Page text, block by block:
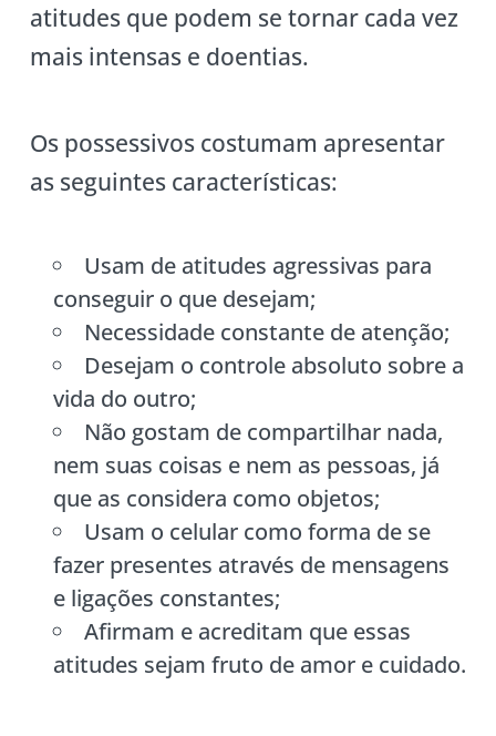
atitudes que podem se tornar cada vez
mais intensas e doentias.
Os possessivos costumam apresentar
as seguintes características:
Usam de atitudes agressivas para
conseguir o que desejam;
Necessidade constante de atenção;
Desejam o controle absoluto sobre a
vida do outro;
Não gostam de compartilhar nada,
nem suas coisas e nem as pessoas, já
que as considera como objetos;
Usam o celular como forma de se
fazer presentes através de mensagens
e ligações constantes;
Afirmam e acreditam que essas
atitudes sejam fruto de amor e cuidado.